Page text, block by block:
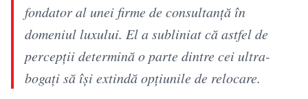
fondator al unei firme de consultanță în
domeniul luxului. El a subliniat că astfel de
percepții determină o parte dintre cei ultra-
bogați să își extindă opțiunile de relocare.